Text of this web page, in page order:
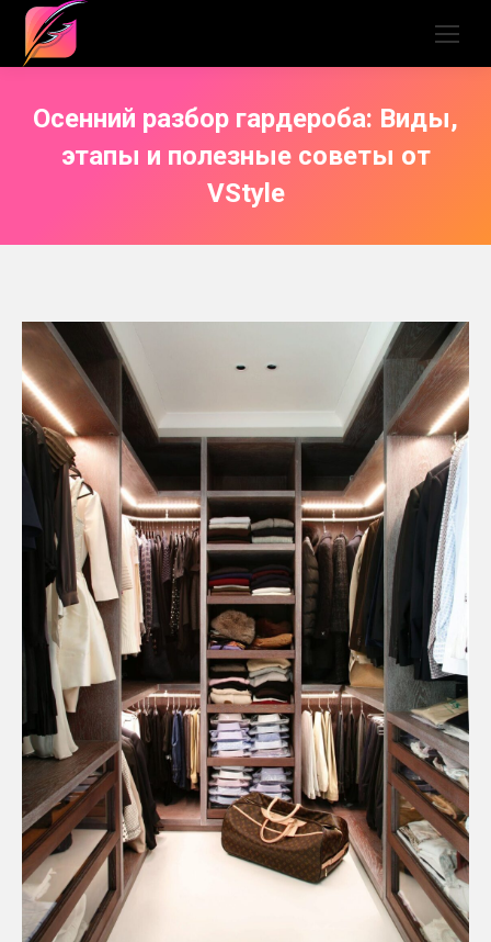
Осенний разбор гардероба: Виды,
этапы и полезные советы от
VStyle